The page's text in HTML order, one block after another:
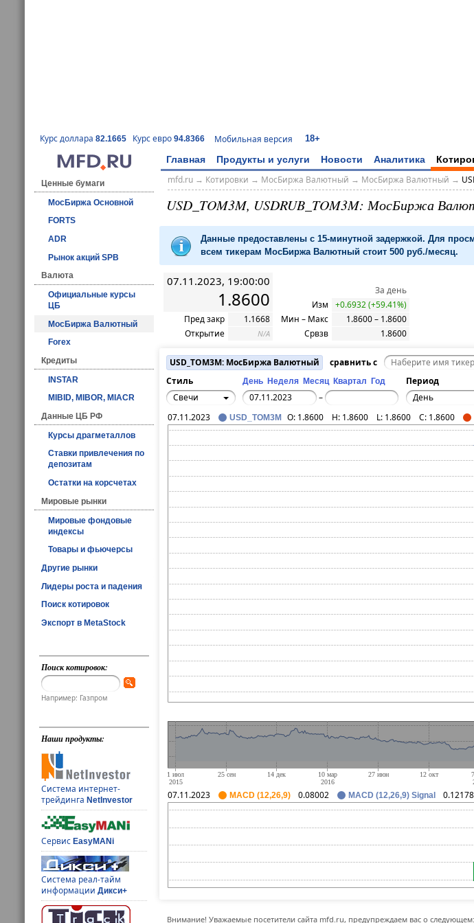
Курс доллара 82.1665 Курс евро 94.8366 Мобильная версия 18+
Главная Продукты и услуги Новости Аналитика
Ценные бумаги
МосБиржа Основной
FORTS
ADR
Рынок акций SPB
Валюта
Официальные курсы
ЦБ
МосБиржа Валютный
Forex
Кредиты
INSTAR
MIBID, MIBOR, MIACR
Данные ЦБ РФ
Курсы драгметаллов
Ставки привлечения по
депозитам
Остатки на корсчетах
Мировые рынки
Мировые фондовые
индексы
Товары и фьючерсы
Другие рынки
Лидеры роста и падения
Поиск котировок
Экспорт в MetaStock
Поиск котировок:
Например: Газпром
Наши продукты:
Система интернет-
трейдингаNetInvestor
СервисEasyMANi
Система реал-тайм
информацииДикси+
mfd.ru→ Котировки → МосБиржа Валютный → МосБиржа Валютный →
USD_TOM3M, USDRUB_TOM3M: МосБиржа
Данные предоставлены с 15-минутной задержкой. Для
всем тикерам МосБиржа Валютный стоит 500 руб./месяц.
07.11.2023, 19:00:00
1.8600
Пред закр
1.1668
Открытие
N/A
За день
Изм
+0.6932 (+59.41%)
Мин – Макс
1.8600 – 1.8600
Срвзв
1.8600
USD_TOM3M: МосБиржа Валютный
сравнить с
Стиль
День Неделя Месяц Квартал Год Период
Свечи
– День
07.11.2023 USD_TOM3M O: 1.8600 H: 1.8600 L: 1.8600 C: 1.8600
07.11.2023 MACD (12,26,9) 0.08002 MACD (12,26,9) Signal 0.12178
Внимание! Уважаемые посетители сайта mfd.ru, предупреждаем вас о следующем: